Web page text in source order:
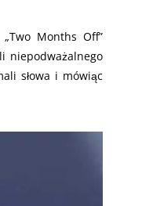
Months Off”
niepodważalnego
słowa i mówiąc